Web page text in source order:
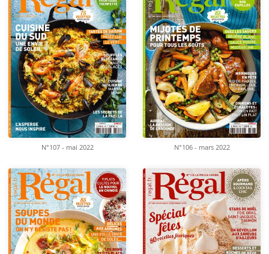
N°107 - mai 2022 N°106 - mars 2022